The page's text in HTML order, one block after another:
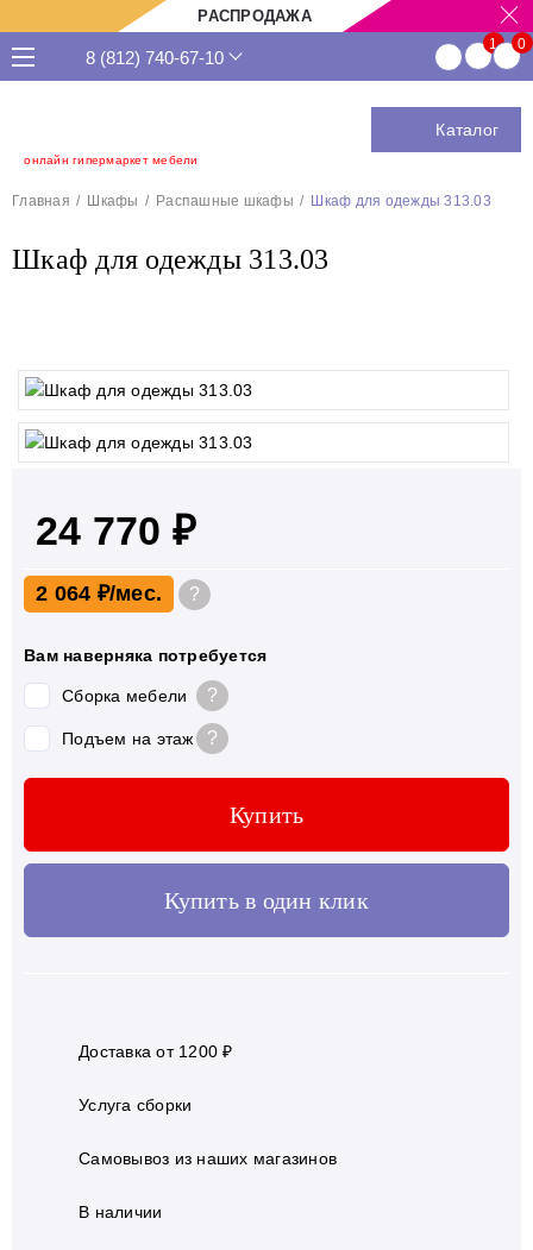
РАСПРОДАЖА
онлайн гипермаркет мебели
8 (812) 740-67-10
Каталог
Главная Шкафы Распашные шкафы Шкаф для одежды 313.03
Шкаф для одежды 313.03
24 770 ₽
2 064 ₽ ?
Вам наверняка потребуется
Сборка мебели ?
Подъем на этаж ?
Купить
Купить в один клик
Доставка от 1200 ₽
Услуга сборки
Самовывоз из наших магазинов
В наличии